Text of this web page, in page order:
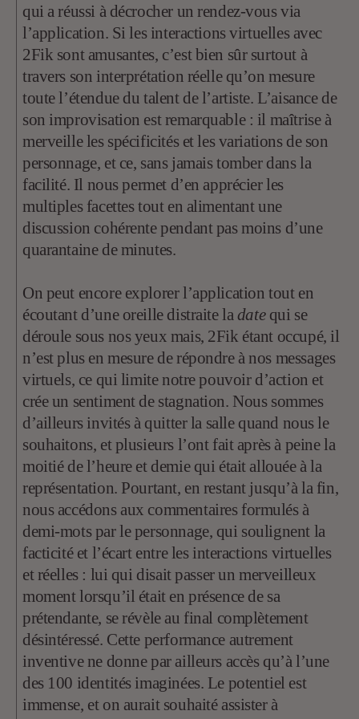
qui a réussi à décrocher un rendez-vous via
l’application. Si les interactions virtuelles avec
2Fik sont amusantes, c’est bien sûr surtout à
travers son interprétation réelle qu’on mesure
toute l’étendue du talent de l’artiste. L’aisance de
son improvisation est remarquable : il maîtrise à
merveille les spécificités et les variations de son
personnage, et ce, sans jamais tomber dans la
facilité. Il nous permet d’en apprécier les
multiples facettes tout en alimentant une
discussion cohérente pendant pas moins d’une
quarantaine de minutes.
On peut encore explorer l’application tout en
écoutant d’une oreille distraite ladate qui se
déroule sous nos yeux mais, 2Fik étant occupé, il
n’est plus en mesure de répondre à nos messages
virtuels, ce qui limite notre pouvoir d’action et
crée un sentiment de stagnation. Nous sommes
d’ailleurs invités à quitter la salle quand nous le
souhaitons, et plusieurs l’ont fait après à peine la
moitié de l’heure et demie qui était allouée à la
représentation. Pourtant, en restant jusqu’à la fin,
nous accédons aux commentaires formulés à
demi-mots par le personnage, qui soulignent la
facticité et l’écart entre les interactions virtuelles
et réelles : lui qui disait passer un merveilleux
moment lorsqu’il était en présence de sa
prétendante, se révèle au final complètement
désintéressé. Cette performance autrement
inventive ne donne par ailleurs accès qu’à l’une
des 100 identités imaginées. Le potentiel est
immense, et on aurait souhaité assister à